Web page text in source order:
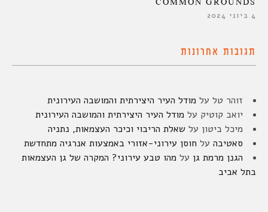
COMMON GROUNDS
4 ביוני 2024
תגובות אחרונות
זוהר טל על מודל העיר היצירתית והמושבה העירונית
יואב קוטיק על מודל העיר היצירתית והמושבה העירונית
מיכל ביטון על שאלת הריבוי וכיכר העצמאות, נתניה
סאטיבה על חוסן עירוני-אזורי באמצעות אנרגיה מתחדשת
הגנן מרמת גן על מהו טבע עירוני? המקרה של גן העצמאות
בתל אביב